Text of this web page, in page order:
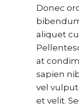
Donec
aliquet
at
sapien
vel
et velit.